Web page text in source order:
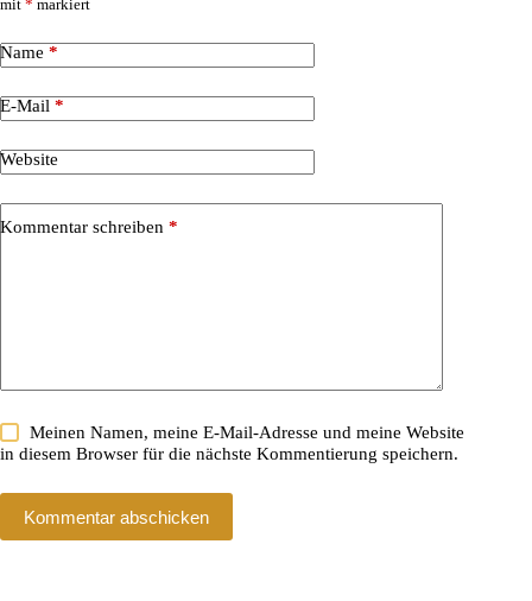
mit * markiert
Name *
E-Mail *
Website
Kommentar schreiben *
Meinen Namen, meine E-Mail-Adresse und meine Website
in diesem Browser für die nächste Kommentierung speichern.
Kommentar abschicken